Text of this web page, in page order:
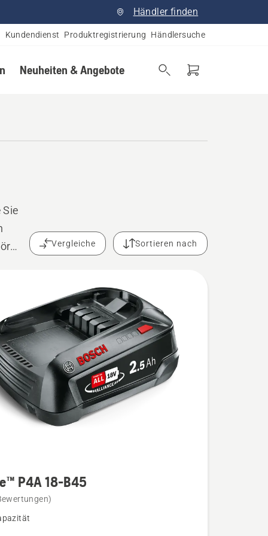
Händler finden
Kundendienst Produktregistrierung Händlersuche
Neuheiten & Angebote
Vergleiche Sortieren nach
P4A 18-B45